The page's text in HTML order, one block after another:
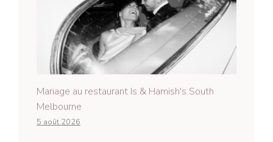
Mariage au restaurant Is & Hamish's South
Melbourne
5 août 2026